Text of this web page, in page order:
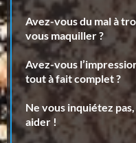
Avez-vous du mal à
vous maquiller ?
Avez-vous
tout à fait complet ?
Ne vous inquiétez
aider !